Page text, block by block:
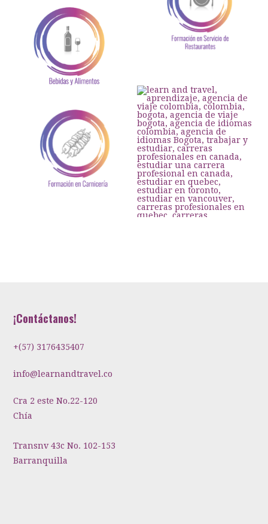
¡Contáctanos!
+(57) 3176435407
info@learnandtravel.co
Cra 2 este No.22-120
Chía
Transnv 43c No. 102-153
Barranquilla